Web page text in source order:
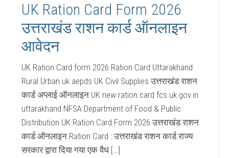
UK Ration Card Form 2026
उत्तराखंड राशन कार्ड ऑनलाइन
आवेदन
UK Ration Card form 2026 Ration Card Uttarakhand
Rural Urban uk aepds UK Civil Supplies उत्तराखंड राशन
कार्ड अप्लाई ऑनलाइन UK new ration card fcs.uk.gov.in
uttarakhand NFSA Department of Food & Public
Distribution UK Ration Card Form 2026 उत्तराखंड राशन
कार्ड ऑनलाइन Ration Card : उत्तराखंड राशन कार्ड राज्य
सरकार द्वारा दिया गया एक वैध […]